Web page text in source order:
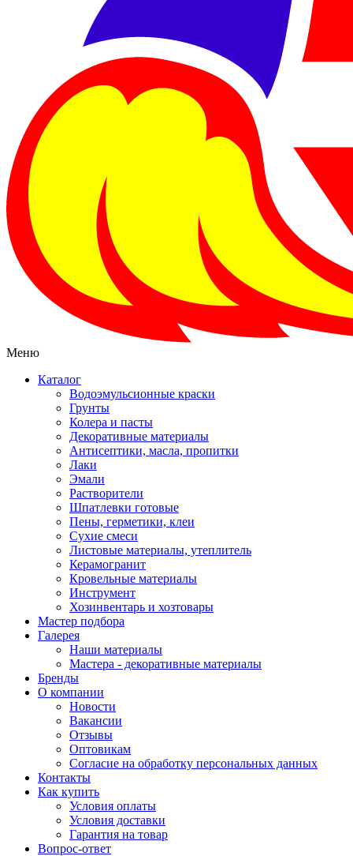
Меню
Каталог
Водоэмульсионные краски
Грунты
Колера и пасты
Декоративные материалы
Антисептики, масла, пропитки
Лаки
Эмали
Растворители
Шпатлевки готовые
Пены, герметики, клеи
Сухие смеси
Листовые материалы, утеплитель
Керамогранит
Кровельные материалы
Инструмент
Хозинвентарь и хозтовары
Мастер подбора
Галерея
Наши материалы
Мастера - декоративные материалы
Бренды
О компании
Новости
Вакансии
Отзывы
Оптовикам
Cогласие на обработку персональных данных
Контакты
Как купить
Условия оплаты
Условия доставки
Гарантия на товар
Вопрос-ответ